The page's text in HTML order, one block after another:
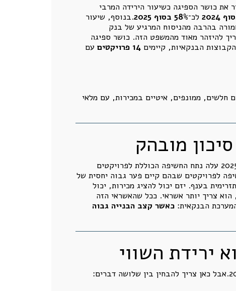
את כושר הספיגה כשיעור הירידה המרבי
לכ־58% בסוף 2025
.בנוסף, שיעור
בהרבה מהניסוח המרגיע של בנק
באופן יחסי". אבל צריך להיזהר מאוד מהמשפט הזה. כושר ספיגה
14 פרויקטים
עם
ממונפים, איטיים במכירות, עם מלאי
בנק ישראל מציין שפער בין קצב הביצוע ההנדסי לבין קצב המכירות משמש מדד לרמת הסיכון בפרויקט. בשנת 2025 עלה נתח החשיפה הכוללת לפרויקטים
לפרויקטים שבהם קיים פער גבוה יחסית של
בענף. יזם יכול להציג מכירות, יכול
צריך יותר אשראי. ככל שהאשראי הזה
הבנקאית: כאשר קצב הבנייה גבוה